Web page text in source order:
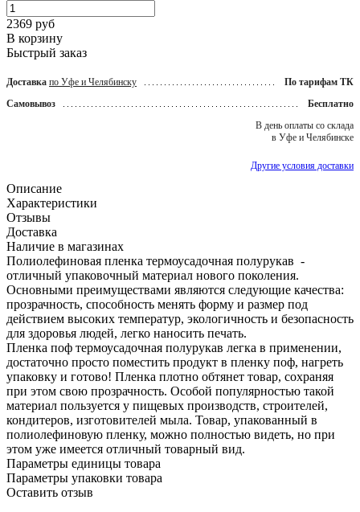
2369 руб
В корзину
Быстрый заказ
Доставка по Уфе и Челябинску
По тарифам ТК
Самовывоз
Бесплатно
В день оплаты со склада
в Уфе и Челябинске
Другие условия доставки
Описание
Характеристики
Отзывы
Доставка
Наличие в магазинах
Полиолефиновая пленка термоусадочная полурукав -
отличный упаковочный материал нового поколения.
Основными преимуществами являются следующие качества:
прозрачность, способность менять форму и размер под
действием высоких температур, экологичность и безопасность
для здоровья людей, легко наносить печать.
Пленка поф термоусадочная полурукав легка в применении,
достаточно просто поместить продукт в пленку поф, нагреть
упаковку и готово! Пленка плотно обтянет товар, сохраняя
при этом свою прозрачность. Особой популярностью такой
материал пользуется у пищевых производств, строителей,
кондитеров, изготовителей мыла. Товар, упакованный в
полиолефиновую пленку, можно полностью видеть, но при
этом уже имеется отличный товарный вид.
Параметры единицы товара
Параметры упаковки товара
Оставить отзыв